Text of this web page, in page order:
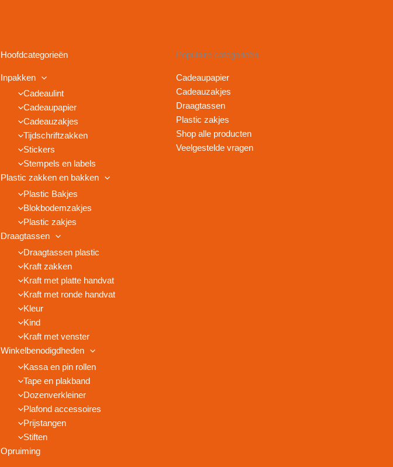
Hoofdcategorieën
Inpakken
Cadeaulint
Cadeaupapier
Cadeauzakjes
Tijdschriftzakken
Stickers
Stempels en labels
Plastic zakken en bakken
Plastic Bakjes
Blokbodemzakjes
Plastic zakjes
Draagtassen
Draagtassen plastic
Kraft zakken
Kraft met platte handvat
Kraft met ronde handvat
Kleur
Kind
Kraft met venster
Winkelbenodigdheden
Kassa en pin rollen
Tape en plakband
Dozenverkleiner
Plafond accessoires
Prijstangen
Stiften
Opruiming
Populaire categorieën
Cadeaupapier
Cadeauzakjes
Draagtassen
Plastic zakjes
Shop alle producten
Veelgestelde vragen